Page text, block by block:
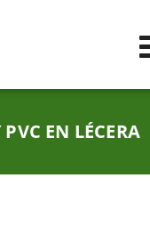
EN LÉCERA